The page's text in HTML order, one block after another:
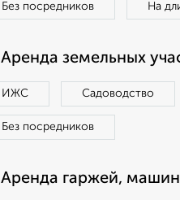
Без посредников На
Аренда земельных
ИЖС Садоводство
Без посредников
Аренда гаржей,